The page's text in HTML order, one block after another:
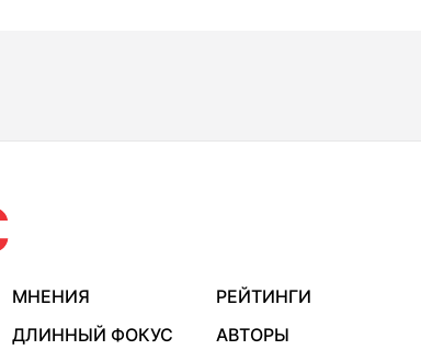
МНЕНИЯ
РЕЙТИНГИ
ДЛИННЫЙ ФОКУС
АВТОРЫ